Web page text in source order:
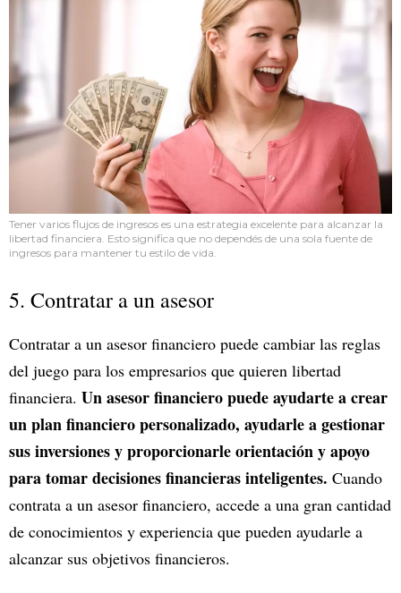
Tener varios flujos de ingresos es una estrategia excelente para alcanzar la
libertad financiera. Esto significa que no dependés de una sola fuente de
ingresos para mantener tu estilo de vida.
5. Contratar a un asesor
Contratar a un asesor financiero puede cambiar las reglas
del juego para los empresarios que quieren libertad
financiera. Un asesor financiero puede ayudarte a crear
un plan financiero personalizado, ayudarle a gestionar
sus inversiones y proporcionarle orientación y apoyo
para tomar decisiones financieras inteligentes. Cuando
contrata a un asesor financiero, accede a una gran cantidad
de conocimientos y experiencia que pueden ayudarle a
alcanzar sus objetivos financieros.